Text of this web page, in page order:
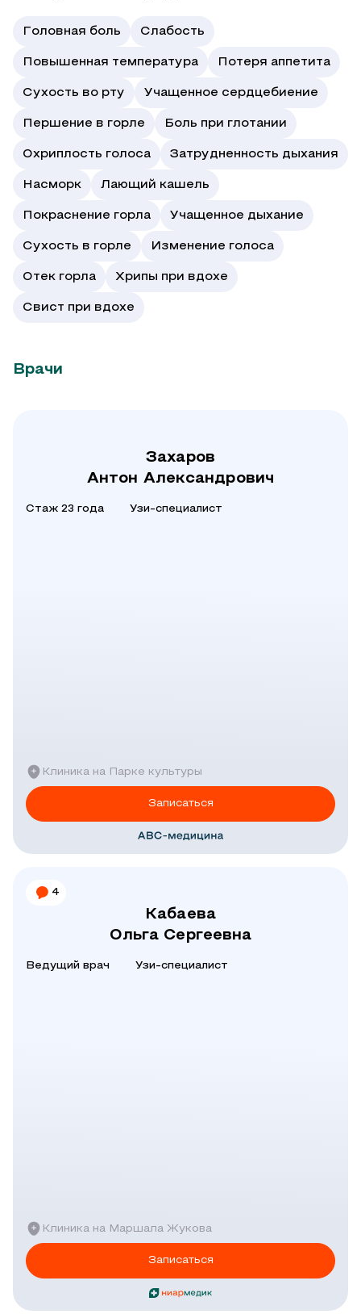
Головная боль Слабость
Повышенная температура Потеря аппетита
Сухость во рту Учащенное сердцебиение
Першение в горле Боль при глотании
Охриплость голоса Затрудненность дыхания
Насморк Лающий кашель
Покраснение горла Учащенное дыхание
Сухость в горле Изменение голоса
Отек горла Хрипы при вдохе
Свист при вдохе
Врачи
Захаров
Антон Александрович
Стаж 23 года Узи-специалист
Клиника на Парке культуры
Записаться
4
Кабаева
Ольга Сергеевна
Ведущий врач Узи-специалист
Клиника на Маршала Жукова
Записаться